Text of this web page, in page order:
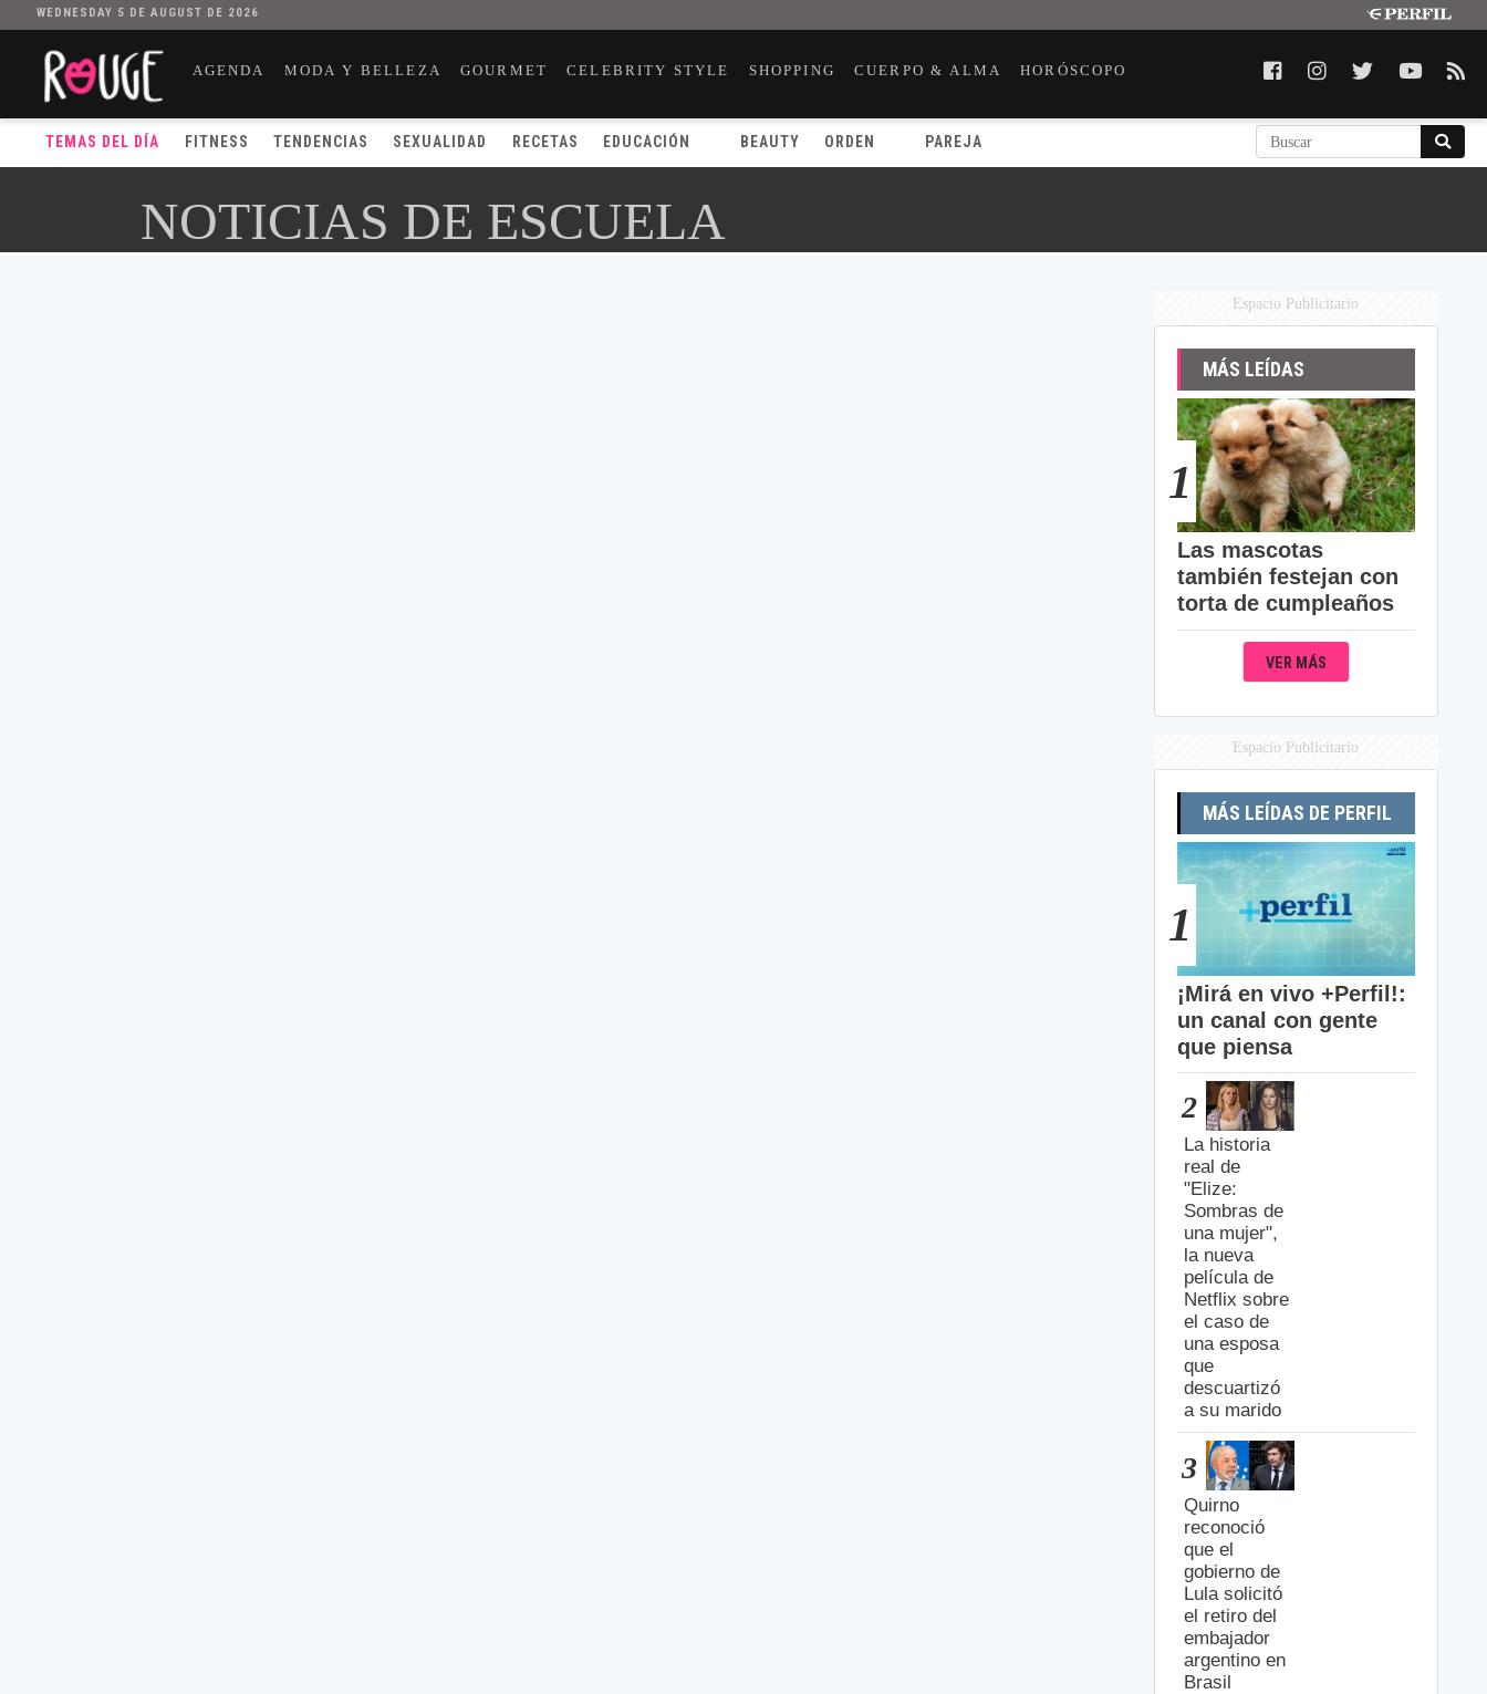
WEDNESDAY 5 DE AUGUST DE 2026
AGENDA MODA Y BELLEZA GOURMET CELEBRITY STYLE SHOPPING CUERPO & ALMA HORÓSCOPO
TEMAS DEL DÍA FITNESS TENDENCIAS SEXUALIDAD RECETAS EDUCACIÓN BEAUTY ORDEN PAREJA
NOTICIAS DE ESCUELA
Espacio Publicitario
MÁS LEÍDAS
1
Las mascotas
también festejan con
torta de cumpleaños
VER MÁS
Espacio Publicitario
MÁS LEÍDAS DE PERFIL
1
¡Mirá en vivo +Perfil!:
un canal con gente
que piensa
2
La historia
real de
"Elize:
Sombras de
una mujer",
la nueva
película de
Netflix sobre
el caso de
una esposa
que
descuartizó
a su marido
3
Quirno
reconoció
que el
gobierno de
Lula solicitó
el retiro del
embajador
argentino en
Brasil